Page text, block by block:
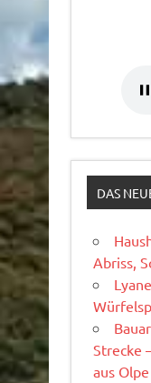
DAS
Abriss,
Strecke
aus